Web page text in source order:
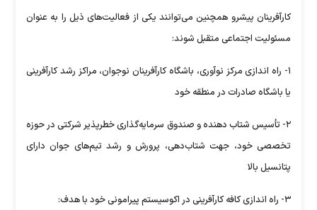
کارآفرینان پیشرو همچنین می‌توانند یکی از فعالیت‌های ذیل را به عنوان
مسئولیت اجتماعی متقبل شوند:
۱- راه اندازی مرکز نوآوری، باشگاه کارآفرینان نوجوان، مراکز رشد کارآفرینی
یا باشگاه صادرات در منطقه خود
۲- تأسیس شتاب دهنده و صندوق سرمایه‌گذاری خطرپذیر شرکتی در حوزه
تخصصی خود، جهت شتاب‌دهی، پرورش و رشد تیم‌های جوان دارای
پتانسیل بالا
۳- راه اندازی کافه کارآفرینی در اکوسیستم پیرامونی خود با هدف: